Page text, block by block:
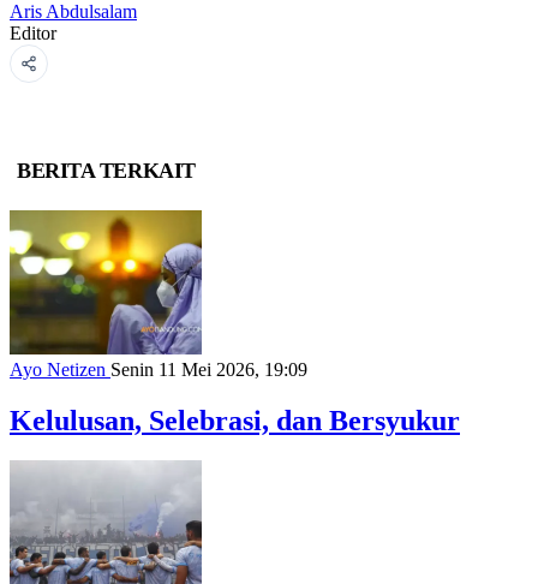
Aris Abdulsalam
Editor
BERITA TERKAIT
Ayo Netizen Senin 11 Mei 2026, 19:09
Kelulusan, Selebrasi, dan Bersyukur